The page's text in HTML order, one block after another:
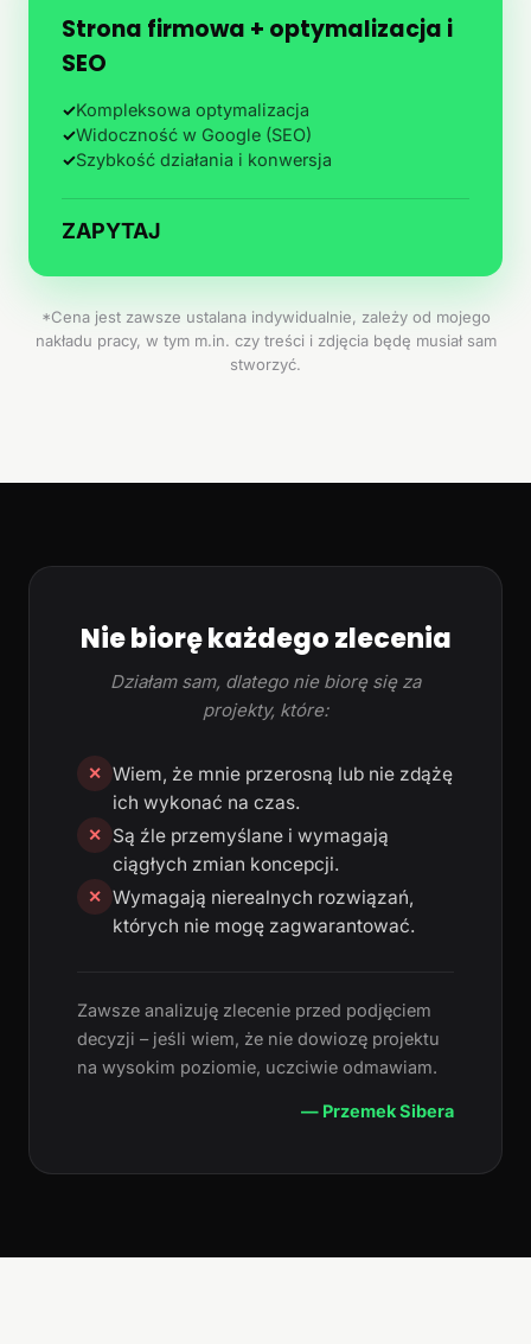
Strona firmowa + optymalizacja i
SEO
✓Kompleksowa optymalizacja
✓Widoczność w Google (SEO)
✓Szybkość działania i konwersja
ZAPYTAJ
*Cena jest zawsze ustalana indywidualnie, zależy od mojego
nakładu pracy, w tym m.in. czy treści i zdjęcia będę musiał sam
stworzyć.
Nie biorę każdego zlecenia
Działam sam, dlatego nie biorę się za
projekty, które:
✕ Wiem, że mnie przerosną lub nie zdążę
ich wykonać na czas.
✕
Są źle przemyślane i wymagają
ciągłych zmian koncepcji.
✕ Wymagają nierealnych rozwiązań,
których nie mogę zagwarantować.
Zawsze analizuję zlecenie przed podjęciem
decyzji – jeśli wiem, że nie dowiozę projektu
na wysokim poziomie, uczciwie odmawiam.
— Przemek Sibera